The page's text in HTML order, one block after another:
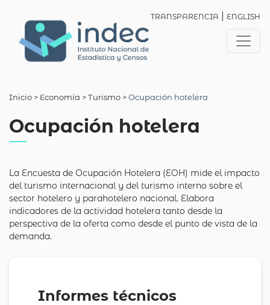
TRANSPARENCIA ENGLISH
Inicio > Economía >Turismo >Ocupación hotelera
Ocupación hotelera
La Encuesta de Ocupación Hotelera (EOH) mide el impacto
del turismo internacional y del turismo interno sobre el
sector hotelero y parahotelero nacional. Elabora
indicadores de la actividad hotelera tanto desde la
perspectiva de la oferta como desde el punto de vista de la
demanda.
Informes técnicos